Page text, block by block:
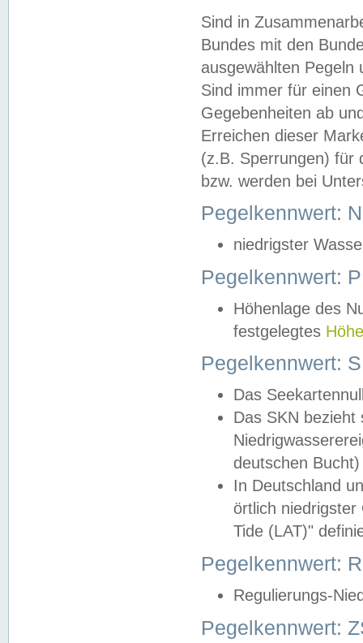
Sind in
Bundes mit den
ausgewählten
Sind immer für einen
Gegebenheiten ab
Erreichen dieser
(z.B. Sperrungen) für
bzw. werden bei
Pegelkennwert:
niedrigster
Pegelkennwert:
Höhenlage des
festgelegtes
Pegelkennwert:
Das
Das SKN
deutschen
In Deutschland
örtlich
Tide (LAT)"
Pegelkennwert:
Regulierungs-
Pegelkennwert: